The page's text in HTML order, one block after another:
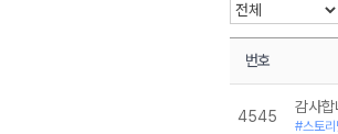
번호
4545
감사
#스토